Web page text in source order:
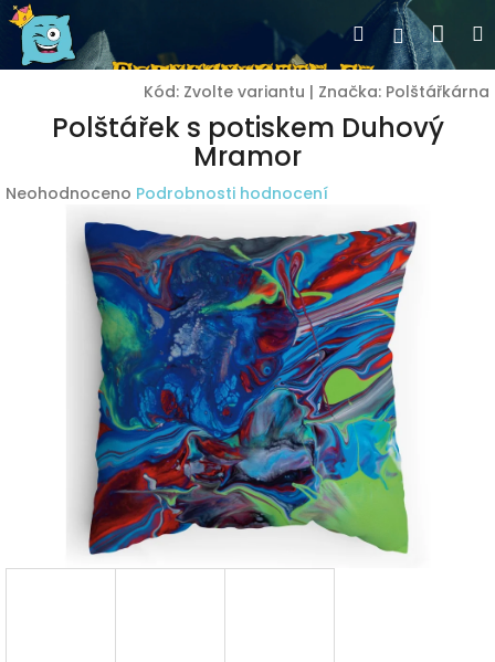
Přejít
na
obsah
Hledat
Kód: Zvolte variantu | Značka: Polštářkárna
Polštářek s potiskem Duhový
Mramor
Průměrné
Neohodnoceno Podrobnosti hodnocení